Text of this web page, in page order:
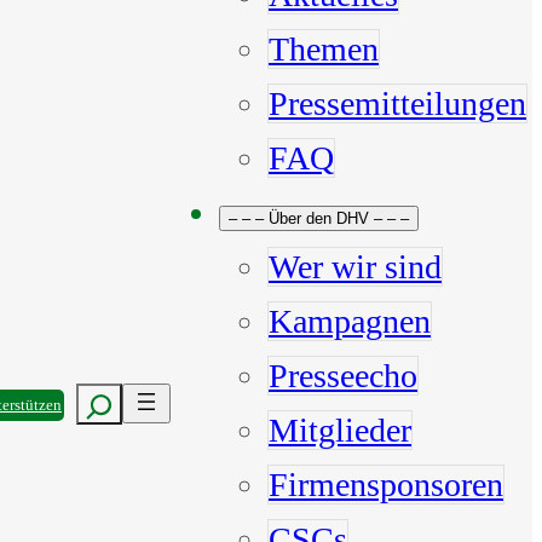
Suchen
Themen
Pressemitteilungen
FAQ
– – – Über den DHV – – –
Wer wir sind
Kampagnen
Presseecho
Mitglieder
Firmensponsoren